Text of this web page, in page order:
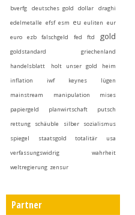
bverfg
deutsches gold dollar
draghi
edelmetalle efsf esm eu euliten eur
euro
ezb falschgeld fed ftd gold
goldstandard
griechenland
handelsblatt
holt unser gold heim
inflation
iwf keynes
lügen
mainstream
manipulation
mises
papiergeld
planwirtschaft
putsch
rettung
schäuble silber
sozialismus
spiegel
staatsgold totalitär
usa
verfassungswidrig
wahrheit
weltregierung zensur
Partner